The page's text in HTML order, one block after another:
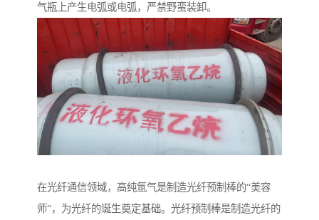
气瓶上产生电弧或电弧，严禁野蛮装卸。
在光纤通信领域，高纯氩气是制造光纤预制棒的“美容
师”，为光纤的诞生奠定基础。光纤预制棒是制造光纤的